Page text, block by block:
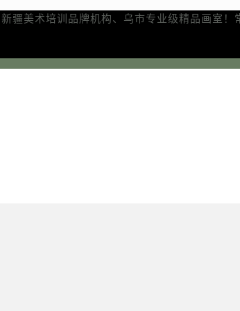
疆美术培训品牌机构、乌市专业级精品画室！